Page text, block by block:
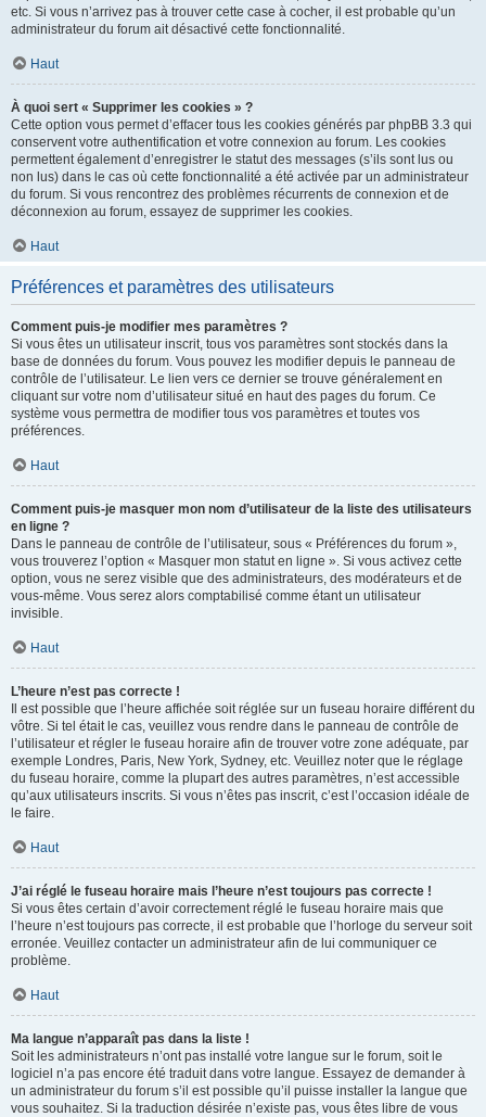
etc. Si vous n’arrivez pas à trouver cette case à cocher, il est probable qu’un
administrateur du forum ait désactivé cette fonctionnalité.
Haut
À quoi sert « Supprimer les cookies » ?
Cette option vous permet d’effacer tous les cookies générés par phpBB 3.3 qui
conservent votre authentification et votre connexion au forum. Les cookies
permettent également d’enregistrer le statut des messages (s’ils sont lus ou
non lus) dans le cas où cette fonctionnalité a été activée par un administrateur
du forum. Si vous rencontrez des problèmes récurrents de connexion et de
déconnexion au forum, essayez de supprimer les cookies.
Haut
Préférences et paramètres des utilisateurs
Comment puis-je modifier mes paramètres ?
Si vous êtes un utilisateur inscrit, tous vos paramètres sont stockés dans la
base de données du forum. Vous pouvez les modifier depuis le panneau de
contrôle de l’utilisateur. Le lien vers ce dernier se trouve généralement en
cliquant sur votre nom d’utilisateur situé en haut des pages du forum. Ce
système vous permettra de modifier tous vos paramètres et toutes vos
préférences.
Haut
Comment puis-je masquer mon nom d’utilisateur de la liste des utilisateurs
en ligne ?
Dans le panneau de contrôle de l’utilisateur, sous « Préférences du forum »,
vous trouverez l’option « Masquer mon statut en ligne ». Si vous activez cette
option, vous ne serez visible que des administrateurs, des modérateurs et de
vous-même. Vous serez alors comptabilisé comme étant un utilisateur
invisible.
Haut
L’heure n’est pas correcte !
Il est possible que l’heure affichée soit réglée sur un fuseau horaire différent du
vôtre. Si tel était le cas, veuillez vous rendre dans le panneau de contrôle de
l’utilisateur et régler le fuseau horaire afin de trouver votre zone adéquate, par
exemple Londres, Paris, New York, Sydney, etc. Veuillez noter que le réglage
du fuseau horaire, comme la plupart des autres paramètres, n’est accessible
qu’aux utilisateurs inscrits. Si vous n’êtes pas inscrit, c’est l’occasion idéale de
le faire.
Haut
J’ai réglé le fuseau horaire mais l’heure n’est toujours pas correcte !
Si vous êtes certain d’avoir correctement réglé le fuseau horaire mais que
l’heure n’est toujours pas correcte, il est probable que l’horloge du serveur soit
erronée. Veuillez contacter un administrateur afin de lui communiquer ce
problème.
Haut
Ma langue n’apparaît pas dans la liste !
Soit les administrateurs n’ont pas installé votre langue sur le forum, soit le
logiciel n’a pas encore été traduit dans votre langue. Essayez de demander à
un administrateur du forum s’il est possible qu’il puisse installer la langue que
vous souhaitez. Si la traduction désirée n’existe pas, vous êtes libre de vous